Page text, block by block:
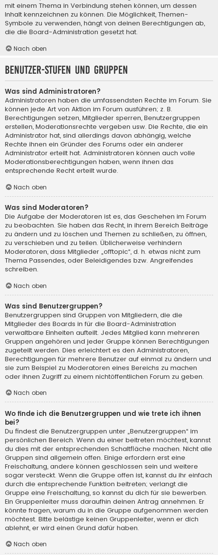
mit einem Thema in Verbindung stehen können, um dessen
Inhalt kennzeichnen zu können. Die Möglichkeit, Themen-
Symbole zu verwenden, hängt von deinen Berechtigungen ab,
die die Board-Administration gesetzt hat.
Nach oben
Benutzer-Stufen und Gruppen
Was sind Administratoren?
Administratoren haben die umfassendsten Rechte im Forum. Sie
können jede Art von Aktion im Forum ausführen; z. B.
Berechtigungen setzen, Mitglieder sperren, Benutzergruppen
erstellen, Moderationsrechte vergeben usw. Die Rechte, die ein
Administrator hat, sind allerdings davon abhängig, welche
Rechte ihnen ein Gründer des Forums oder ein anderer
Administrator erteilt hat. Administratoren können auch volle
Moderationsberechtigungen haben, wenn ihnen das
entsprechende Recht erteilt wurde.
Nach oben
Was sind Moderatoren?
Die Aufgabe der Moderatoren ist es, das Geschehen im Forum
zu beobachten. Sie haben das Recht, in ihrem Bereich Beiträge
zu ändern und zu löschen und Themen zu schließen, zu öffnen,
zu verschieben und zu teilen. Üblicherweise verhindern
Moderatoren, dass Mitglieder „offtopic“, d. h. etwas nicht zum
Thema Passendes, oder Beleidigendes bzw. Angreifendes
schreiben.
Nach oben
Was sind Benutzergruppen?
Benutzergruppen sind Gruppen von Mitgliedern, die die
Mitglieder des Boards in für die Board-Administration
verwaltbare Einheiten aufteilt. Jedes Mitglied kann mehreren
Gruppen angehören und jeder Gruppe können Berechtigungen
zugeteilt werden. Dies erleichtert es den Administratoren,
Berechtigungen für mehrere Benutzer auf einmal zu ändern und
sie zum Beispiel zu Moderatoren eines Bereichs zu machen
oder ihnen Zugriff zu einem nichtöffentlichen Forum zu geben.
Nach oben
Wo finde ich die Benutzergruppen und wie trete ich ihnen
bei?
Du findest die Benutzergruppen unter „Benutzergruppen“ im
persönlichen Bereich. Wenn du einer beitreten möchtest, kannst
du dies mit der entsprechenden Schaltfläche machen. Nicht alle
Gruppen sind allgemein offen. Einige erfordern erst eine
Freischaltung, andere können geschlossen sein und weitere
sogar versteckt. Wenn die Gruppe offen ist, kannst du ihr einfach
durch die entsprechende Funktion beitreten; verlangt die
Gruppe eine Freischaltung, so kannst du dich für sie bewerben.
Ein Gruppenleiter muss daraufhin deinen Antrag annehmen. Er
könnte fragen, warum du in die Gruppe aufgenommen werden
möchtest. Bitte belästige keinen Gruppenleiter, wenn er dich
ablehnt, er wird einen Grund dafür haben.
Nach oben